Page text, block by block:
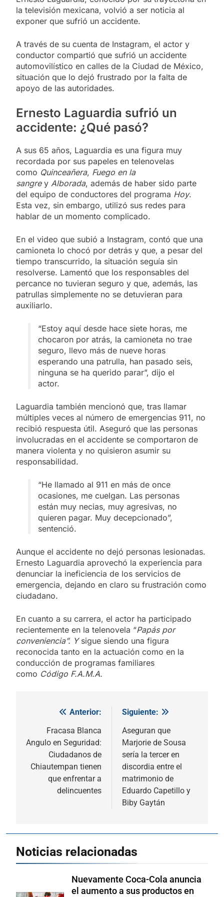
la televisión mexicana, volvió a ser noticia al
exponer que sufrió un accidente.
A través de su cuenta de Instagram, el actor y
conductor compartió que sufrió un accidente
automovilístico en calles de la Ciudad de México,
situación que lo dejó frustrado por la falta de
apoyo de las autoridades.
Ernesto Laguardia sufrió un
accidente: ¿Qué pasó?
A sus 65 años, Laguardia es una figura muy
recordada por sus papeles en telenovelas
como Quinceañera, Fuego en la
sangrey Alborada, además de haber sido parte
del equipo de conductores del programa Hoy.
Esta vez, sin embargo, utilizó sus redes para
hablar de un momento complicado.
En el video que subió a Instagram, contó que una
camioneta lo chocó por detrás y que, a pesar del
tiempo transcurrido, la situación seguía sin
resolverse. Lamentó que los responsables del
percance no tuvieran seguro y que, además, las
patrullas simplemente no se detuvieran para
auxiliarlo.
“Estoy aquí desde hace siete horas, me
chocaron por atrás, la camioneta no trae
seguro, llevo más de nueve horas
esperando una patrulla, han pasado seis,
ninguna se ha querido parar”, dijo el
actor.
Laguardia también mencionó que, tras llamar
múltiples veces al número de emergencias 911, no
recibió respuesta útil. Aseguró que las personas
involucradas en el accidente se comportaron de
manera violenta y no quisieron asumir su
responsabilidad.
“He llamado al 911 en más de once
ocasiones, me cuelgan. Las personas
están muy necias, muy agresivas, no
quieren pagar. Muy decepcionado”,
sentenció.
Aunque el accidente no dejó personas lesionadas.
Ernesto Laguardia aprovechó la experiencia para
denunciar la ineficiencia de los servicios de
emergencia, dejando en claro su frustración como
ciudadano.
En cuanto a su carrera, el actor ha participado
recientemente en la telenovela “Papás por
conveniencia”. Y sigue siendo una figura
reconocida tanto en la actuación como en la
conducción de programas familiares
como Código F.A.M.A.
Navegación
entradas
Anterior:
Fracasa Blanca
Angulo en Seguridad:
Ciudadanos de
Chiautempan tienen
que enfrentar a
delincuentes
Siguiente:
Aseguran que
Marjorie de Sousa
sería la tercer en
discordia entre el
matrimonio de
Eduardo Capetillo y
Biby Gaytán
Noticias relacionadas
Nuevamente Coca-Cola anuncia
el aumento a sus productos en